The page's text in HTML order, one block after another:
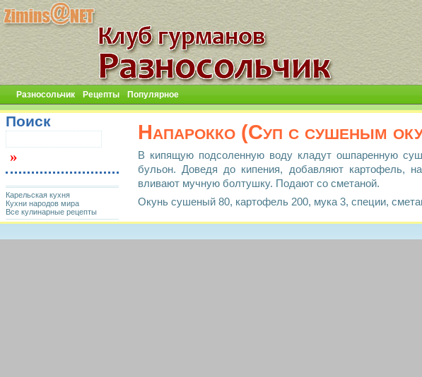
Разносольчик Рецепты Популярное
Напарокко (Суп с сушеным
В кипящую подсоленную воду кладут ошпаренную
бульон. Доведя до кипения, добавляют картофель,
вливают мучную болтушку. Подают со сметаной.
Окунь сушеный 80, картофель 200, мука 3, специи,
Поиск
Карельская кухня
Кухни народов мира
Все кулинарные рецепты